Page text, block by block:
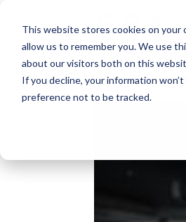
This website stores cookies on
allow us to remember you. We use
about our visitors both on this
If you decline, your information
preference not to be tracked.